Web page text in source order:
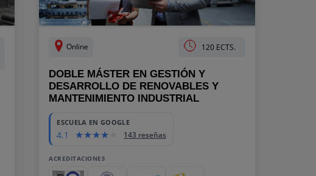
Online 120 ECTS.
DOBLE MÁSTER EN GESTIÓN Y
DESARROLLO DE RENOVABLES Y
MANTENIMIENTO INDUSTRIAL
ESCUELA EN GOOGLE
4.1 143 reseñas
ACREDITACIONES